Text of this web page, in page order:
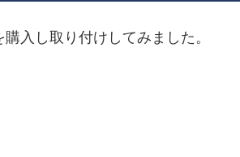
入し取り付けしてみました。